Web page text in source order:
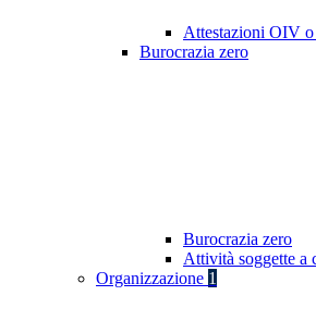
Attestazioni OIV o
Burocrazia zero
Burocrazia zero
Attività soggette a
Organizzazione 1